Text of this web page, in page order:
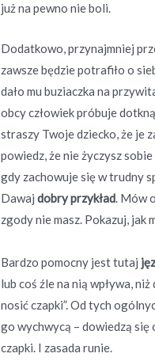
już na pewno nie boli.
Dodatkowo, przynajmniej
zawsze będzie potrafiło o
dało mu buziaczka na
obcy człowiek próbuje
straszy Twoje dziecko, że je
powiedz, że nie życzysz
gdy zachowuje się w trudny
Dawaj dobry przykład. Mów
zgody nie masz. Pokazuj, jak
Bardzo pomocny jest tutaj
lub coś źle na nią wpływa,
nosić czapki”. Od tych
go wychwycą – dowiedzą się
czapki. I zasada runie.